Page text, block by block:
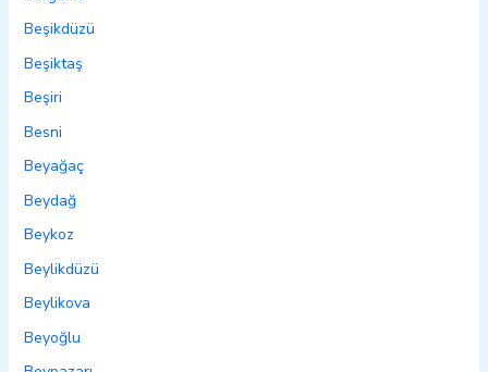
Beşikdüzü
Beşiktaş
Beşiri
Besni
Beyağaç
Beydağ
Beykoz
Beylikdüzü
Beylikova
Beyoğlu